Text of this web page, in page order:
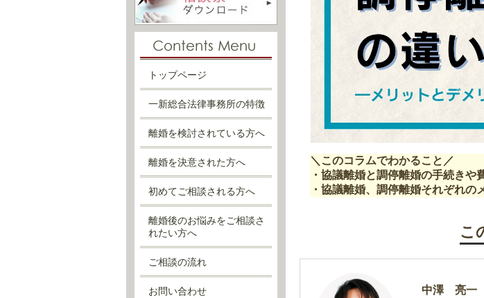
＼このコラムでわかること／
・協議離婚と調停離婚の手続きや
・協議離婚、調停離婚それぞれの
こ
中澤 亮一
トップページ
一新総合法律事務所の特徴
離婚を検討されている方へ
離婚を決意された方へ
初めてご相談される方へ
離婚後のお悩みをご相談さ
れたい方へ
ご相談の流れ
お問い合わせ